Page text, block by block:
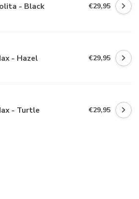
- Black €29,95
- Hazel €29,95
- Turtle €29,95